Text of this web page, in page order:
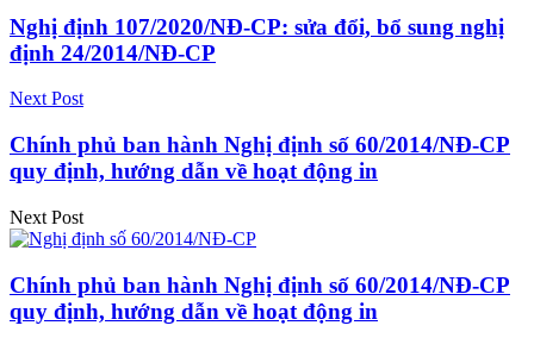
Nghị định 107/2020/NĐ-CP: sửa đổi, bổ sung nghị
định 24/2014/NĐ-CP
Next Post
Chính phủ ban hành Nghị định số 60/2014/NĐ-CP
quy định, hướng dẫn về hoạt động in
Next Post
Chính phủ ban hành Nghị định số 60/2014/NĐ-CP
quy định, hướng dẫn về hoạt động in